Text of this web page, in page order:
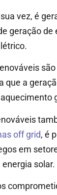
vez, é
geração
que a
off grid, é
em
solar.